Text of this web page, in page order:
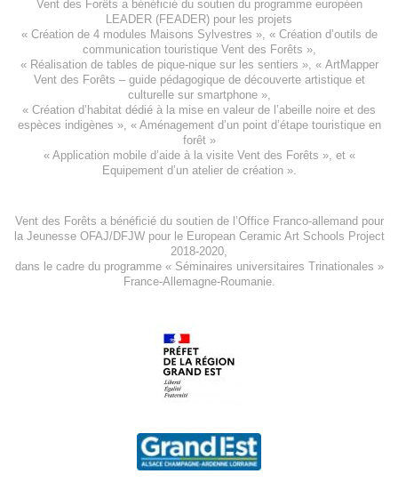
Vent des Forêts a bénéficié du soutien du programme européen
LEADER (FEADER) pour les projets
« Création de 4 modules Maisons Sylvestres », « Création d’outils de
communication touristique Vent des Forêts »,
« Réalisation de tables de pique-nique sur les sentiers », « ArtMapper
Vent des Forêts – guide pédagogique de découverte artistique et
culturelle sur smartphone »,
« Création d’habitat dédié à la mise en valeur de l’abeille noire et des
espèces indigènes », « Aménagement d’un point d’étape touristique en
forêt»
« Application mobile d’aide à la visite Vent des Forêts », et «
Equipement d’un atelier de création».
Vent des Forêts a bénéficié du soutien de l’Office Franco-allemand pour
la Jeunesse OFAJ/DFJWpour leEuropean Ceramic Art Schools Project
2018-2020,
dans le cadre du programme « Séminaires universitaires Trinationales »
France-Allemagne-Roumanie.